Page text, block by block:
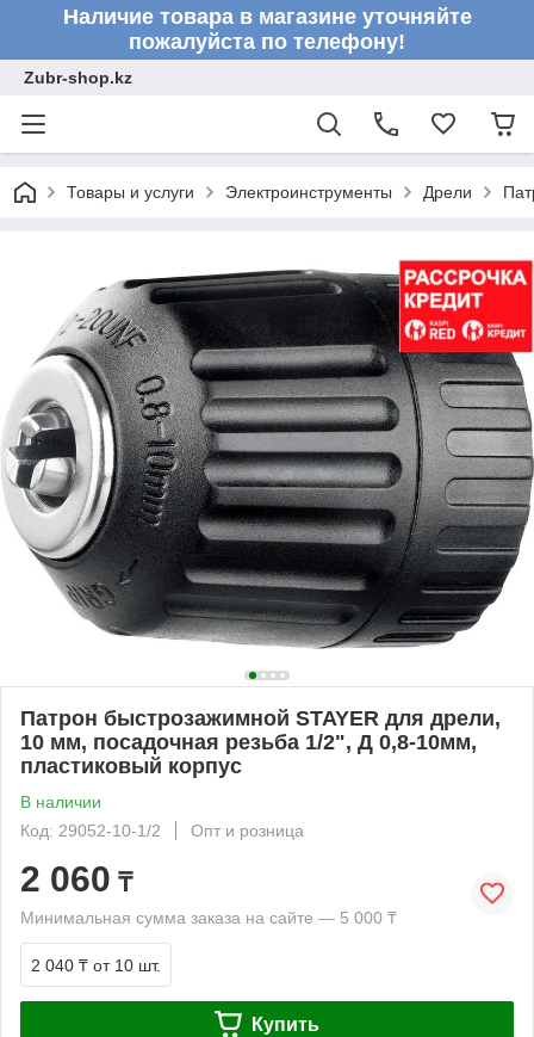
Наличие товара в магазине уточняйте
пожалуйста по телефону!
Zubr-shop.kz
Товары и услуги Электроинструменты Дрели
Патрон быстрозажимной STAYER для дрели,
10 мм, посадочная резьба 1/2", Д 0,8-10мм,
пластиковый корпус
В наличии
Код: 29052-10-1/2
Опт и розница
2 060 ₸
Минимальная сумма заказа на сайте — 5 000 ₸
2 040 ₸ от 10 шт.
Купить